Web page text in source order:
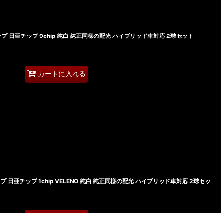
日亜チップ 9chip 純白 純正同様の配光 ハイブリッド車対応 2球セット
カートに入れる
日亜チップ 1chip VELENO 純白 純正同様の配光 ハイブリッド車対応 2球セッ